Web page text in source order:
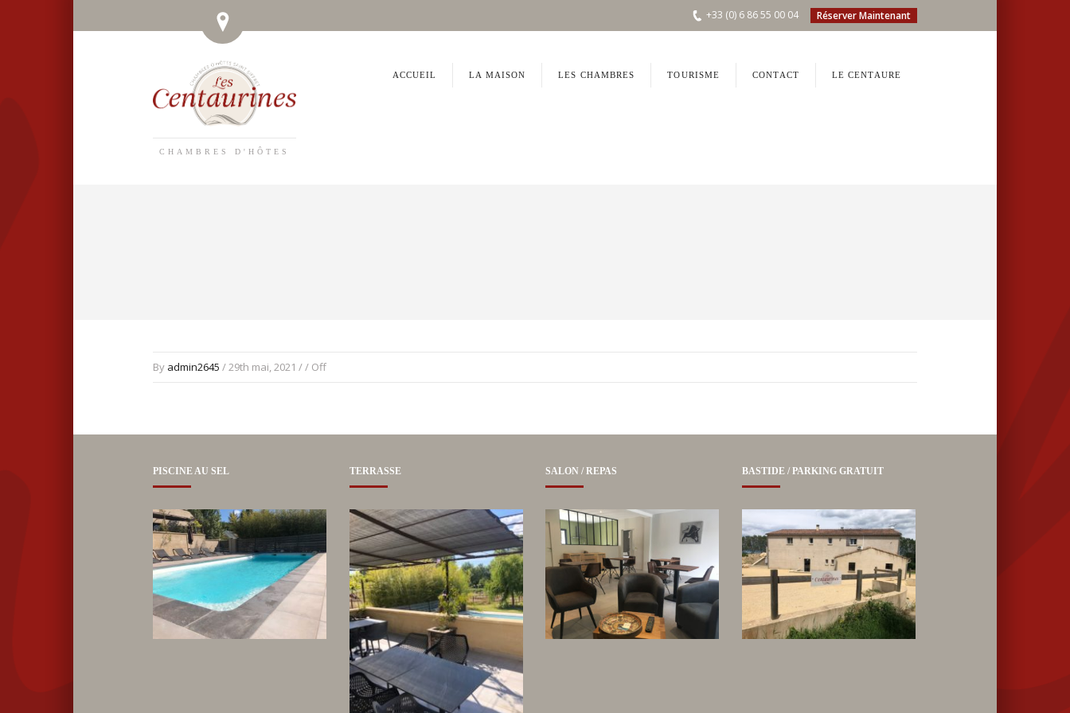
Réserver Maintenant
+33 (0) 6 86 55 00 04
CHAMBRES D'HÔTES
ACCUEIL LA MAISON LES CHAMBRES TOURISME CONTACT LE CENTAURE
By admin2645 / 29th mai, 2021 / / Off
PISCINE AU SEL TERRASSE SALON / REPAS BASTIDE / PARKING GRATUIT